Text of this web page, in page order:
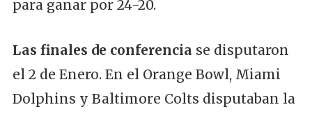
para ganar por 24-20.
Las finales de conferencia se disputaron
el 2 de Enero. En el Orange Bowl, Miami
Dolphins y Baltimore Colts disputaban la